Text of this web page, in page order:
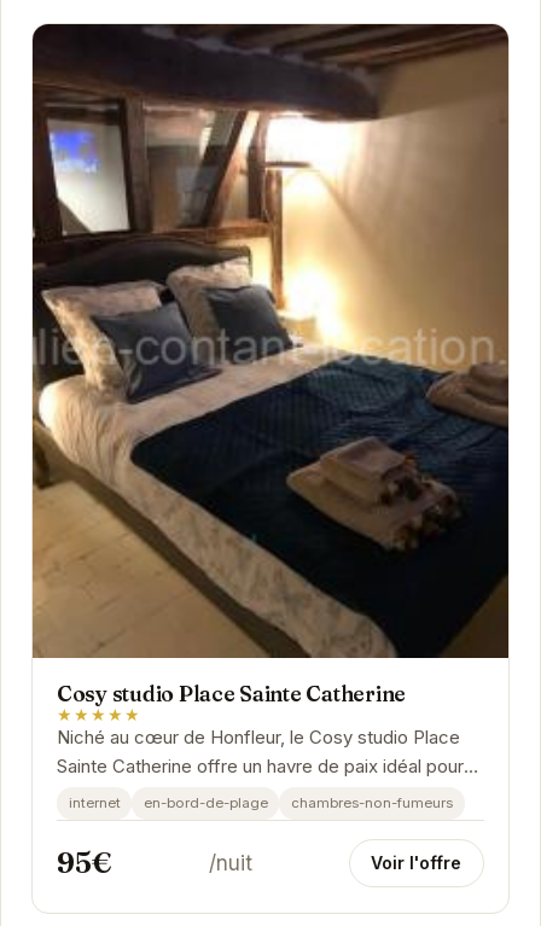
Cosy studio Place Sainte Catherine
★★★★★
Niché au cœur de Honfleur, le Cosy studio Place
Sainte Catherine offre un havre de paix idéal pour
les couples ou les voyageurs solo. Son...
internet en-bord-de-plage chambres-non-fumeurs
95€ /nuit Voir l'offre